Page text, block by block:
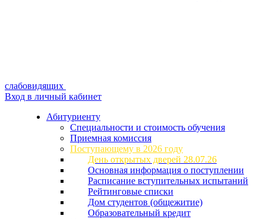
слабовидящих
Вход в личный кабинет
Абитуриенту
Специальности и стоимость обучения
Приемная комиссия
Поступающему в 2026 году
День открытых дверей 28.07.26
Основная информация о поступлении
Расписание вступительных испытаний
Рейтинговые списки
Дом студентов (общежитие)
Образовательный кредит